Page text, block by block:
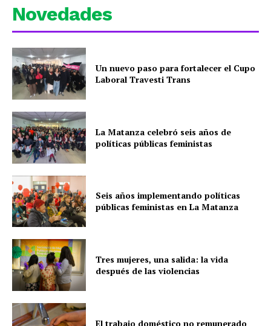
Novedades
Un nuevo paso para fortalecer el Cupo
Laboral Travesti Trans
La Matanza celebró seis años de
políticas públicas feministas
Seis años implementando políticas
públicas feministas en La Matanza
Tres mujeres, una salida: la vida
después de las violencias
El trabajo doméstico no remunerado